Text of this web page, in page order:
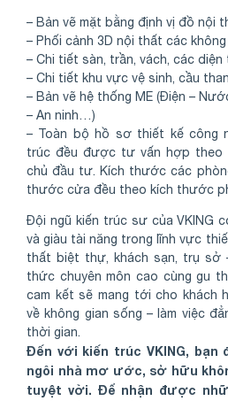
– Bản vẽ mặt bằng định vị đồ nội
– Phối cảnh 3D nội thất các không
– Chi tiết sàn, trần, vách, các
– Chi tiết khu vực vệ sinh, cầu
– Bản vẽ hệ thống ME (Điện –
– An ninh…)
– Toàn bộ hồ sơ thiết kế công
trúc đều được tư vấn hợp theo
chủ đầu tư. Kích thước các
thước cửa đều theo kích thước
Đội ngũ kiến trúc sư của VKING
và giàu tài năng trong lĩnh vực
thất biệt thự, khách sạn, trụ sở
thức chuyên môn cao cùng gu
cam kết sẽ mang tới cho khách
về không gian sống – làm việc
thời gian.
Đến với kiến trúc VKING, bạn
ngôi nhà mơ ước, sở hữu
tuyệt vời. Để nhận được